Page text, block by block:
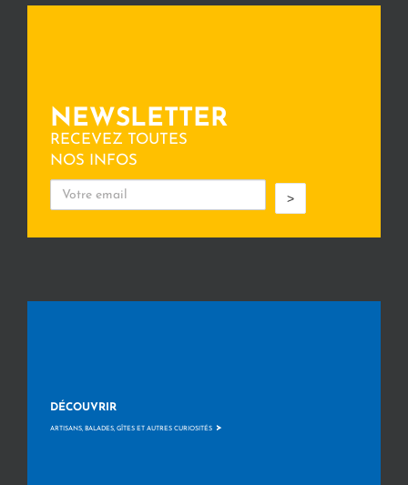
NEWSLETTER
RECEVEZ TOUTES
NOS INFOS
>
DÉCOUVRIR
ARTISANS, BALADES, GÎTES ET AUTRES CURIOSITÉS >